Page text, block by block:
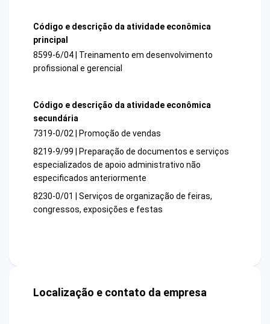
Código e descrição da atividade econômica
principal
8599-6/04 | Treinamento em desenvolvimento
profissional e gerencial
Código e descrição da atividade econômica
secundária
7319-0/02 | Promoção de vendas
8219-9/99 | Preparação de documentos e serviços
especializados de apoio administrativo não
especificados anteriormente
8230-0/01 | Serviços de organização de feiras,
congressos, exposições e festas
Localização e contato da empresa